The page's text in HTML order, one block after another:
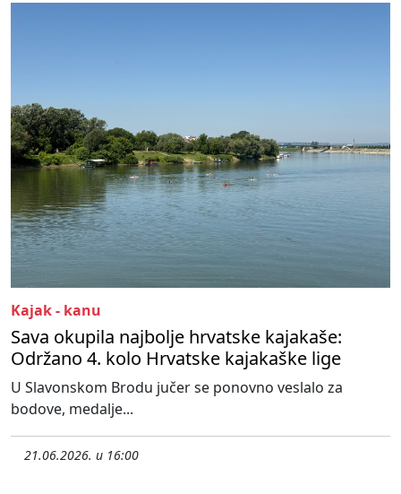
Kajak - kanu
Sava okupila najbolje hrvatske kajakaše:
Održano 4. kolo Hrvatske kajakaške lige
U Slavonskom Brodu jučer se ponovno veslalo za
bodove, medalje...
21.06.2026. u 16:00